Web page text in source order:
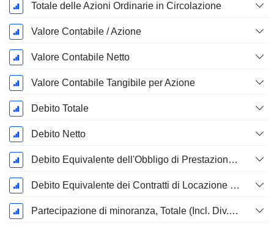
Totale delle Azioni Ordinarie in Circolazione
Valore Contabile / Azione
Valore Contabile Netto
Valore Contabile Tangibile per Azione
Debito Totale
Debito Netto
Debito Equivalente dell'Obbligo di Prestazione Progettata Non Finanziata
Debito Equivalente dei Contratti di Locazione Operativi
Partecipazione di minoranza, Totale (Incl. Div. Fin)